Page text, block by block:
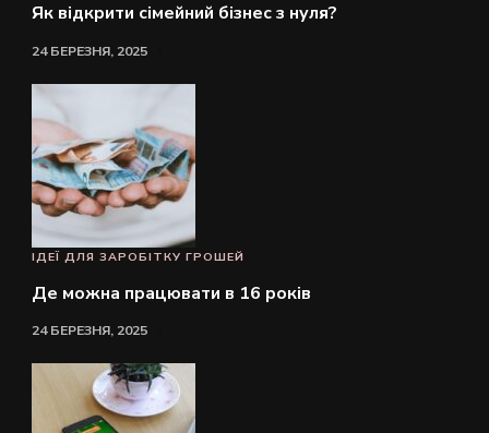
Як відкрити сімейний бізнес з нуля?
24 БЕРЕЗНЯ, 2025
ІДЕЇ ДЛЯ ЗАРОБІТКУ ГРОШЕЙ
Де можна працювати в 16 років
24 БЕРЕЗНЯ, 2025